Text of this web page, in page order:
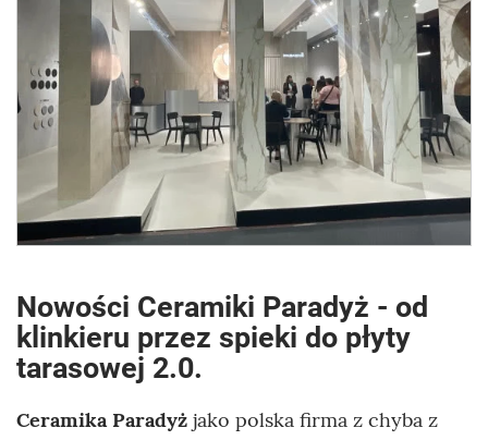
Nowości Ceramiki Paradyż - od
klinkieru przez spieki do płyty
tarasowej 2.0.
Ceramika Paradyż jako polska firma z chyba z